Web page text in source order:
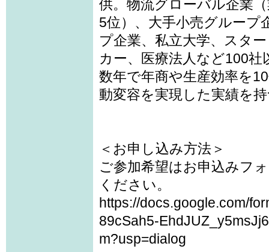
供。物流グローバル企業
5位）、大手小売グループ
プ企業、私立大学、スタ
カー、医療法人など100
数年で年商や生産効率を
動変容を実現した実績を
＜お申し込み方法＞
ご参加希望はお申込みフ
ください。
https://docs.google.com/
89cSah5-
m?usp=dialog